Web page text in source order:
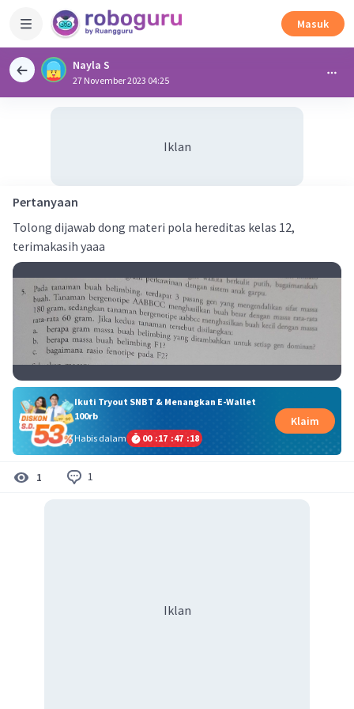
Masuk
Nayla S
27 November 2023 04:25
Iklan
Pertanyaan
Tolong dijawab dong materi pola hereditas kelas 12,
terimakasih yaaa
Ikuti Tryout SNBT & Menangkan E-Wallet
100rb
Habis dalam
00 :17 :47 :18
Klaim
1 1
Iklan